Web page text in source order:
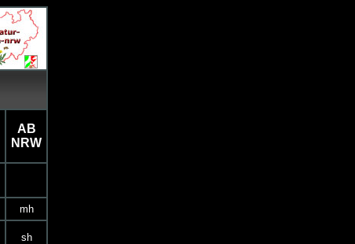
AB
NRW
mh
sh